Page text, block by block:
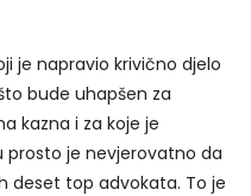
je napravio krivično djelo
bude uhapšen za
kazna i za koje je
je nevjerovatno da
deset top advokata. To je